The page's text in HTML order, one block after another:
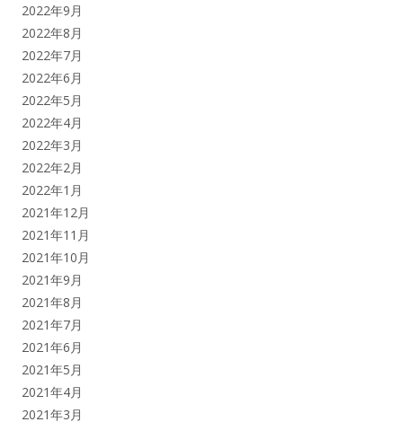
2022年9月
2022年8月
2022年7月
2022年6月
2022年5月
2022年4月
2022年3月
2022年2月
2022年1月
2021年12月
2021年11月
2021年10月
2021年9月
2021年8月
2021年7月
2021年6月
2021年5月
2021年4月
2021年3月